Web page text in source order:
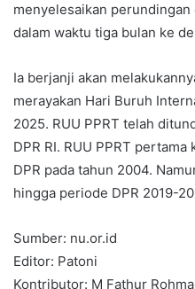
menyelesaikan perundingan
dalam waktu tiga bulan ke
Ia berjanji akan
merayakan Hari Buruh
2025. RUU PPRT telah
DPR RI. RUU PPRT
DPR pada tahun 2004.
hingga periode DPR 2019-
Sumber: nu.or.id
Editor: Patoni
Kontributor: M Fathur